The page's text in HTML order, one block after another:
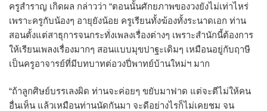
ครูสำราญ เกิดผล กล่าวว่า “ตอนนั้นศักยภาพของวงยังไม่เท่าไหร่
เพราะครูกับน้องๆ อายุยังน้อย ครูเรียนทั้งฆ้องทั้งระนาดเอก ท่าน
สอนตั้งแต่สาธุการจนกระทั่งเพลงเรื่องต่างๆ เพราะสำนักนี้ต้องการ
ให้เรียนเพลงเรื่องมากๆ สอนแบบมุขปาฐะเดิมๆ เหมือนอยู่กับฤาษี
เป็นครูอาจารย์ที่มีบทบาทต่อวงปี่พาทย์บ้านใหม่ฯ มาก
“ถ้าลูกศิษย์บรรเลงผิด ท่านจะค่อยๆ ขยับมาฟาด แต่จะตีไม่ให้คน
อื่นเห็น แล้วเหมือนท่านนัดกันมา จะดีอย่างไรก็ไม่เคยชม จน